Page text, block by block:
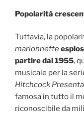
Popolarità
Tuttavia, la
marionnette
partire dal 1955,
musicale per la
Hitchcock Presenta
famosa in tutto il
riconoscibile da